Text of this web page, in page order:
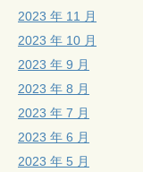
2023 年 11 月
2023 年 10 月
2023 年 9 月
2023 年 8 月
2023 年 7 月
2023 年 6 月
2023 年 5 月